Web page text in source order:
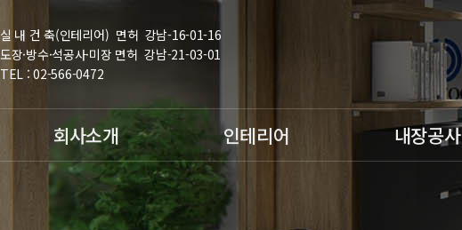
실 내 건 축(인테리어) 면허 강남-16-01-16
도장·방수·석공사·미장 면허 강남-21-03-01
TEL : 02-566-0472
회사소개 인테리어
사무실인테리어
사무실칸막이
내장공사